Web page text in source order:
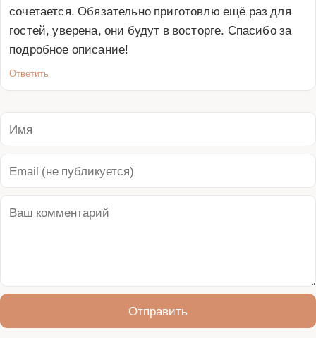
сочетается. Обязательно приготовлю ещё раз для
гостей, уверена, они будут в восторге. Спасибо за
подробное описание!
Ответить
Отправить